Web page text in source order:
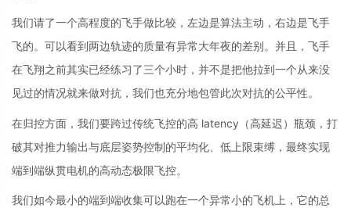
我们请了一个高程度的飞手做比较，左边是算法主动，右边是飞手
飞的。可以看到两边轨迹的质量有异常大年夜的差别。并且，飞手
在飞翔之前其实已经练习了三个小时，并不是把他拉到一个从来没
见过的情况就来做对抗，我们也充分地包管此次对抗的公平性。
在归控方面，我们要跨过传统飞控的高 latency（高延迟）瓶颈，打
破其对推力输出与底层姿势控制的平均化、低上限束缚，最终实现
端到端纵贯电机的高动态极限飞控。
我们如今最小的端到端收集可以跑在一个异常小的飞机上，它的总